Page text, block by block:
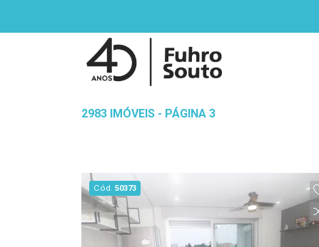
2983 IMÓVEIS - PÁGINA 3
Cód. 50373